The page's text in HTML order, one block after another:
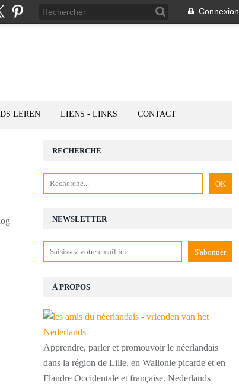
Connexion
LEREN LIENS - LINKS CONTACT
NEWSLETTER
RECHERCHE
À PROPOS
Apprendre, parler et promouvoir le néerlandais
dans la région de Lille, en Wallonie picarde et en
Flandre Occidentale et française. Nederlands